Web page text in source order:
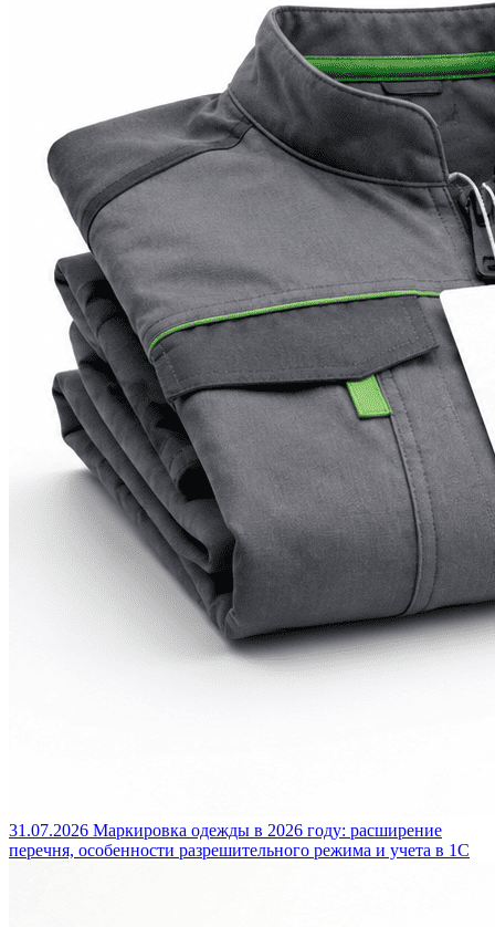
31.07.2026 Маркировка одежды в 2026 году: расширение
перечня, особенности разрешительного режима и учета в 1С